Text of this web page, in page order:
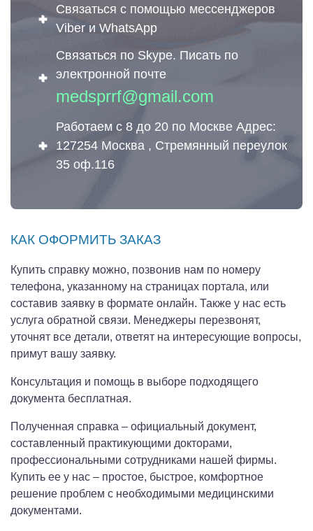
Связаться с помощью мессенджеров
Viber и WhatsApp
Связаться по Skype. Писать по
электронной почте
medsprrf@gmail.com
Работаем с 8 до 20 по Москве Адрес:
127254 Москва , Стремянный переулок
35 оф.116
КАК ОФОРМИТЬ ЗАКАЗ
Купить справку можно, позвонив нам по номеру
телефона, указанному на страницах портала, или
составив заявку в формате онлайн. Также у нас есть
услуга обратной связи. Менеджеры перезвонят,
уточнят все детали, ответят на интересующие вопросы,
примут вашу заявку.
Консультация и помощь в выборе подходящего
документа бесплатная.
Полученная справка – официальный документ,
составленный практикующими докторами,
профессиональными сотрудниками нашей фирмы.
Купить ее у нас – простое, быстрое, комфортное
решение проблем с необходимыми медицинскими
документами.